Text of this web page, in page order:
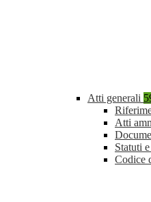
Atti generali
Atti
Statuti
Codice